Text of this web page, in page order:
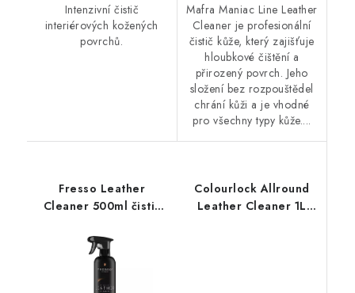
Intenzivní čistič
interiérových kožených
povrchů.
Mafra Maniac Line Leather
Cleaner je profesionální
čistič kůže, který zajišťuje
hloubkové čištění a
přirozený povrch. Jeho
složení bez rozpouštědel
chrání kůži a je vhodné
pro všechny typy kůže....
Fresso Leather
Cleaner 500ml čistič
Colourlock Allround
Leather Cleaner 1L